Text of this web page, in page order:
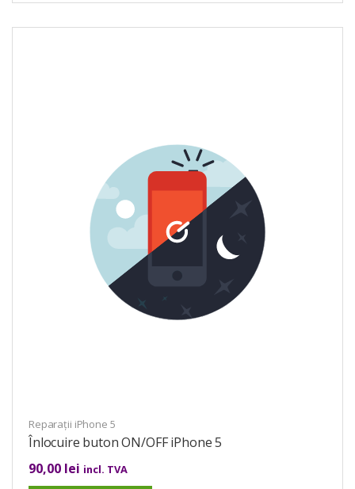
Reparații iPhone 5
Înlocuire buton ON/OFF iPhone 5
90,00 lei incl. TVA